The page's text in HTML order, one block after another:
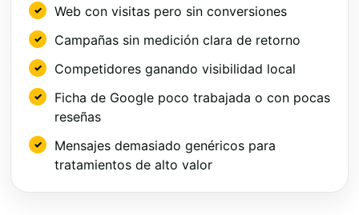
Web con visitas pero sin conversiones
Campañas sin medición clara de retorno
Competidores ganando visibilidad local
Ficha de Google poco trabajada o con pocas
reseñas
Mensajes demasiado genéricos para
tratamientos de alto valor